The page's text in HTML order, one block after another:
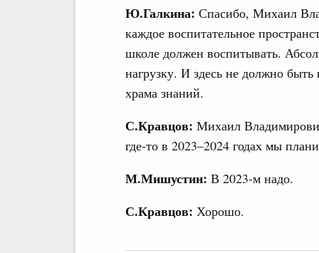
Ю.Галкина: Спасибо, Михаил
каждое воспитательное
школе должен воспитывать.
нагрузку. И здесь не должно
храма знаний.
С.Кравцов: Михаил
где-то в 2023–2024 годах мы
М.Мишустин: В 2023-м надо.
С.Кравцов: Хорошо.